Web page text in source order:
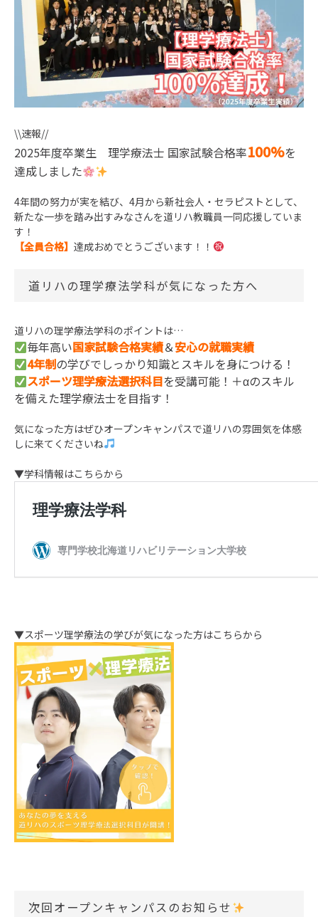
\\速報//
2025年度卒業生 理学療法士 国家試験合格率100%を
達成しました
4年間の努力が実を結び、4月から新社会人・セラピストとして、
新たな一歩を踏み出すみなさんを道リハ教職員一同応援していま
す！
【全員合格】 達成おめでとうございます！！
道リハの理学療法学科が気になった方へ
道リハの理学療法学科のポイントは…
毎年高い国家試験合格実績＆安心の就職実績
4年制の学びでしっかり知識とスキルを身につける！
スポーツ理学療法選択科目を受講可能！＋αのスキル
を備えた理学療法士を目指す！
気になった方はぜひオープンキャンパスで道リハの雰囲気を体感
しに来てくださいね
▼学科情報はこちらから
▼スポーツ理学療法の学びが気になった方はこちらから
次回オープンキャンパスのお知らせ